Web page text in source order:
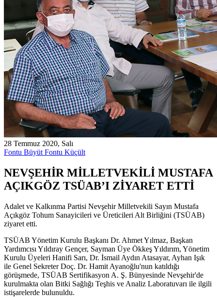
28 Temmuz 2020, Salı
Fontu Büyüt Fontu Küçült
NEVŞEHİR MİLLETVEKİLİ MUSTAFA
AÇIKGÖZ TSÜAB’I ZİYARET ETTİ
Adalet ve Kalkınma Partisi Nevşehir Milletvekili Sayın Mustafa
Açıkgöz Tohum Sanayicileri ve Üreticileri Alt Birliğini (TSÜAB)
ziyaret etti.
TSÜAB Yönetim Kurulu Başkanı Dr. Ahmet Yılmaz, Başkan
Yardımcısı Yıldıray Gençer, Sayman Üye Ökkeş Yıldırım, Yönetim
Kurulu Üyeleri Hanifi Sarı, Dr. İsmail Aydın Atasayar, Ayhan Işık
ile Genel Sekreter Doç. Dr. Hamit Ayanoğlu'nun katıldığı
görüşmede, TSÜAB Sertifikasyon A. Ş. Bünyesinde Nevşehir'de
kurulmakta olan Bitki Sağlığı Teşhis ve Analiz Laboratuvarı ile ilgili
istişarelerde bulunuldu.